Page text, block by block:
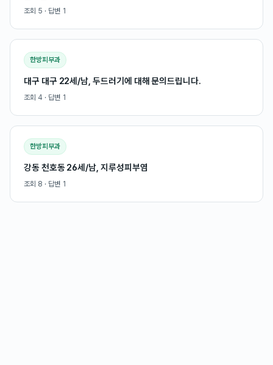
조회 5 · 답변 1
한방피부과
대구 대구 22세/남, 두드러기에 대해 문의드립니다.
조회 4 · 답변 1
한방피부과
강동 천호동 26세/남, 지루성피부염
조회 8 · 답변 1